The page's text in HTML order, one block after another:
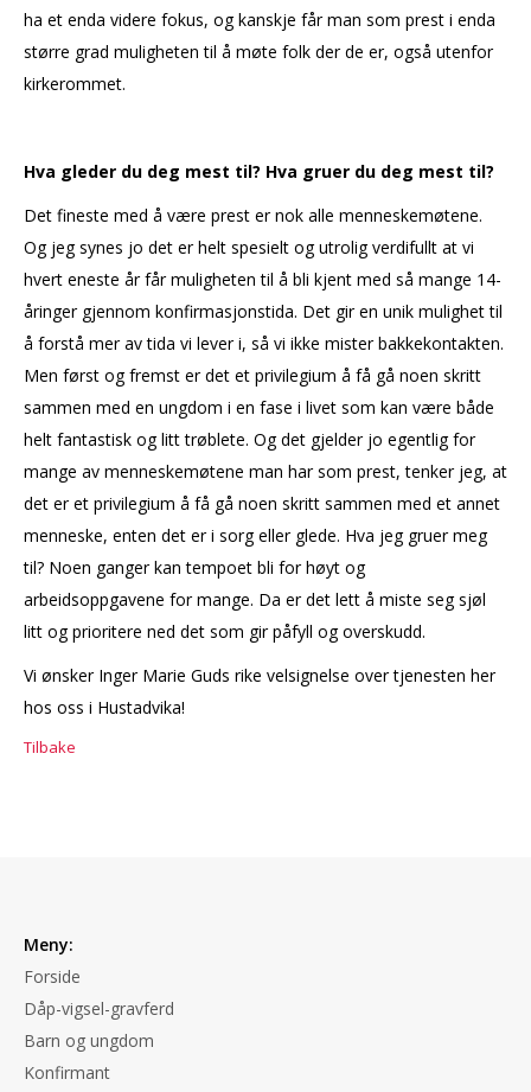
ha et enda videre fokus, og kanskje får man som prest i enda
større grad muligheten til å møte folk der de er, også utenfor
kirkerommet.
Hva gleder du deg mest til? Hva gruer du deg mest til?
Det fineste med å være prest er nok alle menneskemøtene.
Og jeg synes jo det er helt spesielt og utrolig verdifullt at vi
hvert eneste år får muligheten til å bli kjent med så mange 14-
åringer gjennom konfirmasjonstida. Det gir en unik mulighet til
å forstå mer av tida vi lever i, så vi ikke mister bakkekontakten.
Men først og fremst er det et privilegium å få gå noen skritt
sammen med en ungdom i en fase i livet som kan være både
helt fantastisk og litt trøblete. Og det gjelder jo egentlig for
mange av menneskemøtene man har som prest, tenker jeg, at
det er et privilegium å få gå noen skritt sammen med et annet
menneske, enten det er i sorg eller glede. Hva jeg gruer meg
til? Noen ganger kan tempoet bli for høyt og
arbeidsoppgavene for mange. Da er det lett å miste seg sjøl
litt og prioritere ned det som gir påfyll og overskudd.
Vi ønsker Inger Marie Guds rike velsignelse over tjenesten her
hos oss i Hustadvika!
Tilbake
Meny:
Forside
Dåp-vigsel-gravferd
Barn og ungdom
Konfirmant